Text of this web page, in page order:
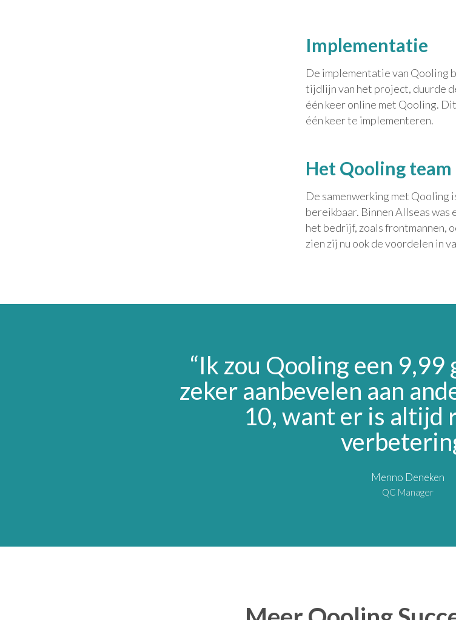
Implementatie
De implementatie van Qooling
tijdlijn van het project, duurde
één keer online met Qooling.
één keer te implementeren.
Het Qooling team
De samenwerking met
bereikbaar. Binnen Allseas
het bedrijf, zoals frontmannen,
zien zij nu ook de voordelen in
“Ik zou Qooling een 9,99
zeker aanbevelen aan
10, want er is altijd
Menno Deneken
QC Manager